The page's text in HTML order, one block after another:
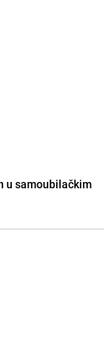
u samoubilačkim